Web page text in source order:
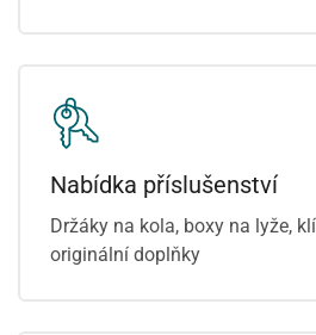
Nabídka příslušenství
Držáky na kola, boxy na lyže,
originální doplňky